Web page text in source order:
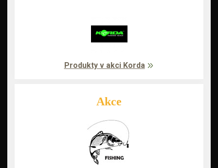
Produkty v akci Korda
Akce